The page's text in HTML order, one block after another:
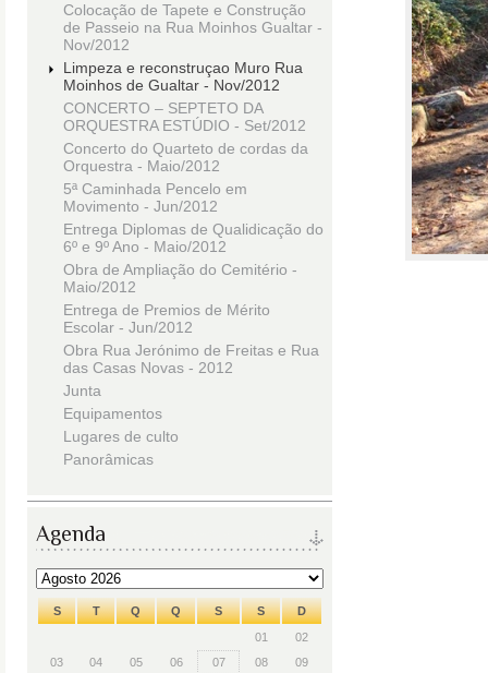
Colocação de Tapete e Construção
de Passeio na Rua Moinhos Gualtar -
Nov/2012
Limpeza e reconstruçao Muro Rua
Moinhos de Gualtar - Nov/2012
CONCERTO – SEPTETO DA
ORQUESTRA ESTÚDIO - Set/2012
Concerto do Quarteto de cordas da
Orquestra - Maio/2012
5ª Caminhada Pencelo em
Movimento - Jun/2012
Entrega Diplomas de Qualidicação do
6º e 9º Ano - Maio/2012
Obra de Ampliação do Cemitério -
Maio/2012
Entrega de Premios de Mérito
Escolar - Jun/2012
Obra Rua Jerónimo de Freitas e Rua
das Casas Novas - 2012
Junta
Equipamentos
Lugares de culto
Panorâmicas
Agenda
S T Q Q S S
D
01
02
03
04 05 06 07 08
09